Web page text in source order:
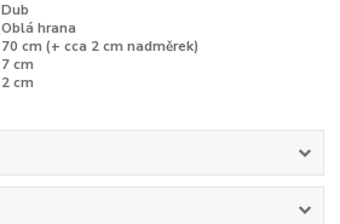
Dub
Oblá hrana
70 cm (+ cca 2 cm nadměrek)
7 cm
2 cm